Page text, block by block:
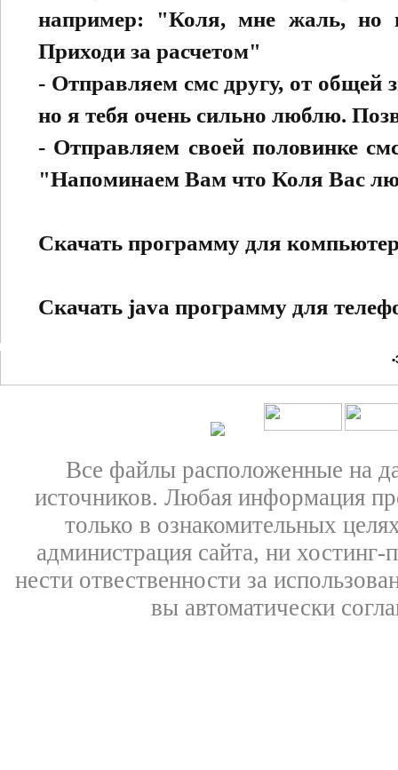
например: "Коля, мне жаль, но
Приходи за расчетом"
- Отправляем смс другу, от
но я тебя очень сильно люблю.
- Отправляем своей половинке
"Напоминаем Вам что Коля Вас
Скачать программу для
Скачать java программу для
Все файлы расположенные на
источников. Любая информация
только в ознакомительных
администрация сайта, ни
нести отвественности за
вы автоматически